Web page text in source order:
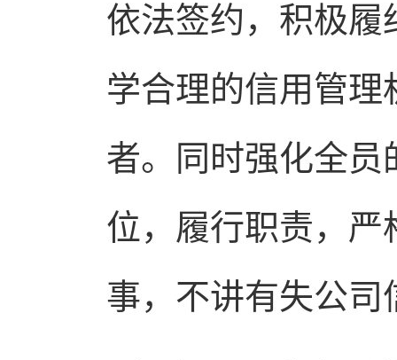
依法签约，积极
学合理的信用管
者。同时强化全
位，履行职责，
事，不讲有失公